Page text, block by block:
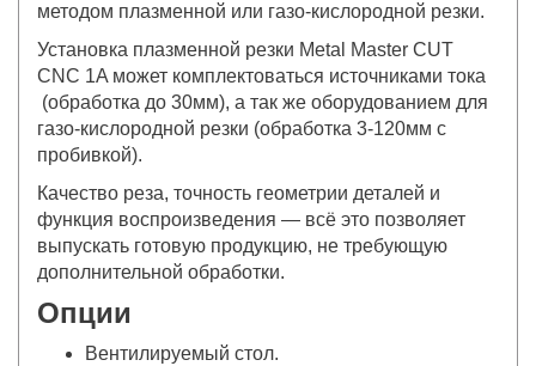
методом плазменной или газо-кислородной резки.
Установка плазменной резки Metal Master CUT
CNC 1A может комплектоваться источниками тока
(обработка до 30мм), а так же оборудованием для
газо-кислородной резки (обработка 3-120мм с
пробивкой).
Качество реза, точность геометрии деталей и
функция воспроизведения — всё это позволяет
выпускать готовую продукцию, не требующую
дополнительной обработки.
Опции
Вентилируемый стол.